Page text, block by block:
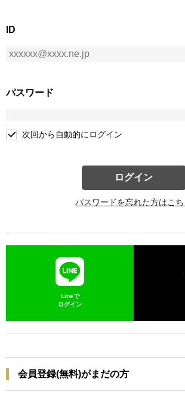
ID
パスワード
次回から自動的にログイン
ログイン
パスワードを忘れた方はこち
Lineで
ログイン
会員登録(無料)がまだの方